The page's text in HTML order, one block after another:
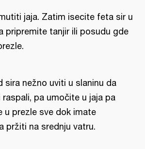
jaja. Zatim isecite feta sir u
pripremite tanjir ili posudu gde
sira nežno uviti u slaninu da
raspali, pa umočite u jaja pa
u prezle sve dok imate
pržiti na srednju vatru.